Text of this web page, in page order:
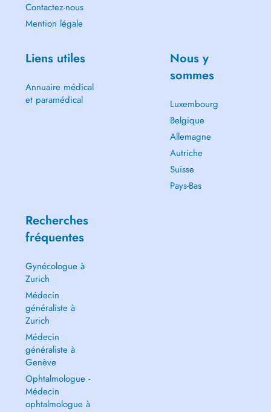
Contactez-nous
Mention légale
Liens utiles
Annuaire médical
et paramédical
Nous y
sommes
Luxembourg
Belgique
Allemagne
Autriche
Suisse
Pays-Bas
Recherches
fréquentes
Gynécologue à
Zurich
Médecin
généraliste à
Zurich
Médecin
généraliste à
Genève
Ophtalmologue -
Médecin
ophtalmologue à